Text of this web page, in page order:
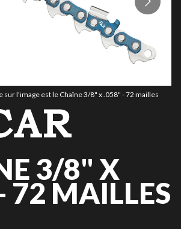
sur l'image est le Chaîne 3/8" x .058" - 72 mailles
3/8" X
72 MAILLES